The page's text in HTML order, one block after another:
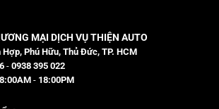
MẠI DỊCH VỤ THIỆN AUTO
Phú Hữu, Thủ Đức, TP. HCM
- 0938 395 022
- 18:00PM